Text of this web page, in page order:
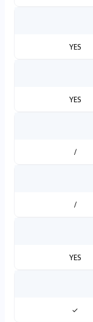
YES
YES
/
/
YES
✓